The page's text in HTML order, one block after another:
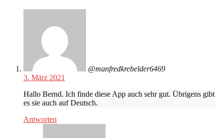
@manfredkrebelder6469
3. März 2021
Hallo Bernd. Ich finde diese App auch sehr gut. Übrigens gibt
es sie auch auf Deutsch.
Antworten